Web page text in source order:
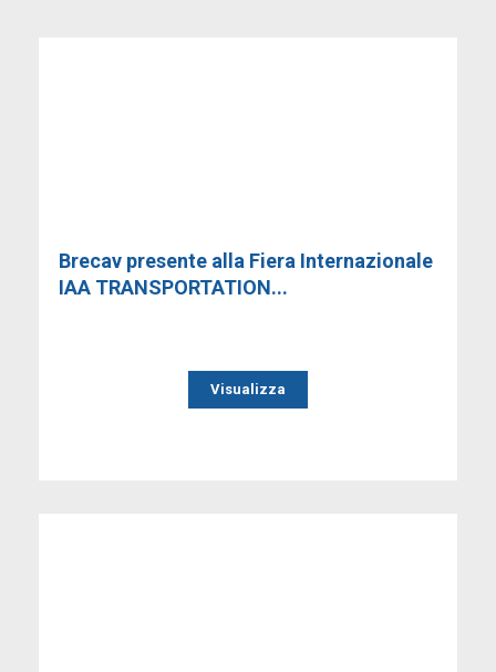
Brecav presente alla Fiera Internazionale
IAA TRANSPORTATION...
Visualizza